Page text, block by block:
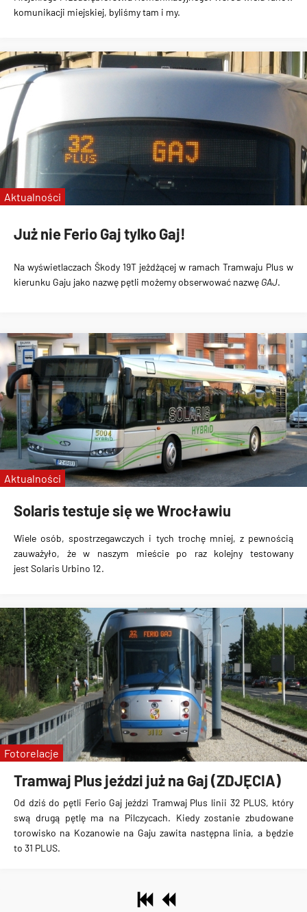
komunikacji miejskiej, byliśmy tam i my.
Już nie Ferio Gaj tylko Gaj!
Na wyświetlaczach Škody 19T jeżdżącej w ramach Tramwaju Plus w
kierunku Gaju jako nazwę pętli możemy obserwować nazwę GAJ.
Aktualności
Solaris testuje się we Wrocławiu
Wiele osób, spostrzegawczych i tych trochę mniej, z pewnością
zauważyło, że w naszym mieście po raz kolejny testowany
jestSolaris Urbino 12.
Aktualności
Tramwaj Plus jeździ już na Gaj (ZDJĘCIA)
Od dziś do pętli Ferio Gaj jeździ Tramwaj Plus linii 32 PLUS, który
swą drugą pętlę ma na Pilczycach. Kiedy zostanie zbudowane
torowisko na Kozanowie na Gaju zawita następna linia, a będzie
to 31 PLUS.
Fotorelacje